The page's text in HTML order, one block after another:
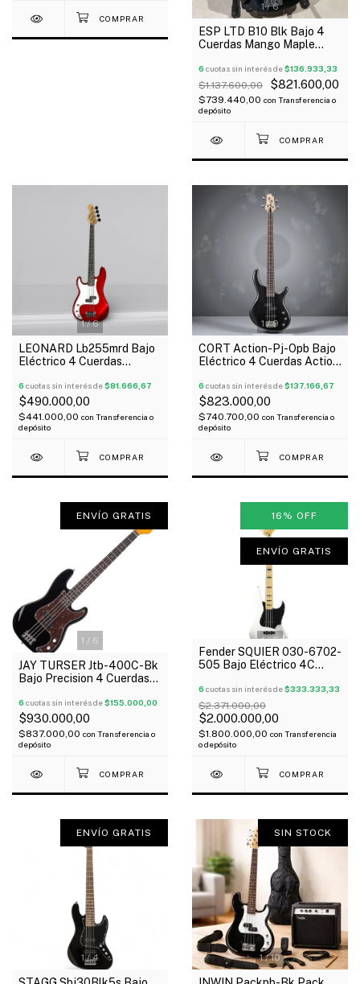
1/6
ESP LTD B10 Blk Bajo 4
Cuerdas Mango Maple
6 cuotas sin interés de$136.933,33
$1.137.600,00 $821.600,00
$739.440,00 con Transferencia o
depósito
1/6
LEONARD Lb255mrd Bajo
Eléctrico 4 Cuerdas
6 cuotas sin interés de$81.666,67
$490.000,00
$441.000,00 con Transferencia o
depósito
1/9
CORT Action-Pj-Opb Bajo
Eléctrico 4 Cuerdas Action
6 cuotas sin interés de$137.166,67
$823.000,00
$740.700,00 con Transferencia o
depósito
1 / 6
ENVÍO GRATIS
JAY TURSER Jtb-400C-Bk
Bajo Precision 4 Cuerdas
Maple
6 cuotas sin interés de$155.000,00
$930.000,00
$837.000,00 con Transferencia o
depósito
1/5
16 % OFF
ENVÍO GRATIS
Fender SQUIER 030-6702-
505 Bajo Eléctrico 4C
Jazz Bass 70´S Oferta!
6 cuotas sin interés de$333.333,33
$2.371.000,00
$2.000.000,00
$1.800.000,00 con Transferencia
o depósito
1/4
ENVÍO GRATIS
1/10
SIN STOCK